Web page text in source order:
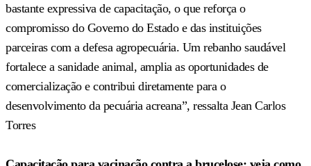
bastante expressiva de capacitação, o que reforça o
compromisso do Governo do Estado e das instituições
parceiras com a defesa agropecuária. Um rebanho saudável
fortalece a sanidade animal, amplia as oportunidades de
comercialização e contribui diretamente para o
desenvolvimento da pecuária acreana”, ressalta Jean Carlos
Torres